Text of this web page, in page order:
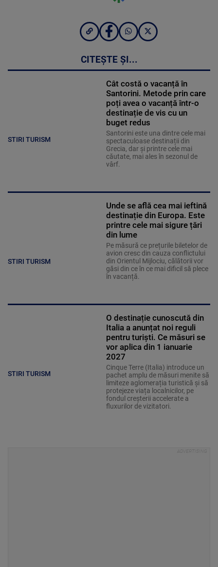
CITEȘTE ȘI...
STIRI TURISM
Cât costă o vacanță în
Santorini. Metode prin care
poți avea o vacanță într-o
destinație de vis cu un
buget redus
Santorini este una dintre cele mai
spectaculoase destinații din
Grecia, dar și printre cele mai
căutate, mai ales în sezonul de
vârf.
STIRI TURISM
Unde se află cea mai ieftină
destinație din Europa. Este
printre cele mai sigure țări
din lume
Pe măsură ce prețurile biletelor de
avion cresc din cauza conflictului
din Orientul Mijlociu, călătorii vor
găsi din ce în ce mai dificil să plece
în vacanță.
STIRI TURISM
O destinație cunoscută din
Italia a anunțat noi reguli
pentru turiști. Ce măsuri se
vor aplica din 1 ianuarie
2027
Cinque Terre (Italia) introduce un
pachet amplu de măsuri menite să
limiteze aglomerația turistică și să
protejeze viața localnicilor, pe
fondul creșterii accelerate a
fluxurilor de vizitatori.